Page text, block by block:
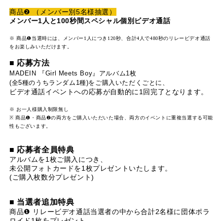
商品❷ （メンバー別5名様抽選）
メンバー1人と100秒間スペシャル個別ビデオ通話
※ 商品❶当選時には、メンバー1人につき120秒、合計4人で480秒のリレービデオ通話
をお楽しみいただけます。
■ 応募方法
MADEIN 『Girl Meets Boy』アルバム1枚
(全5種のうちランダム1種)をご購入いただくごとに、
ビデオ通話イベントへの応募が自動的に1回完了となります。
※ お一人様購入制限無し
※ 商品❶・商品❷の両方をご購入いただいた場合、両方のイベントに重複当選する可能
性もございます。
■ 応募者全員特典
アルバムを1枚ご購入につき、
未公開フォトカードを1枚プレゼントいたします。
(ご購入枚数分プレゼント)
■ 当選者追加特典
商品❶ リレービデオ通話当選者の中から合計2名様に団体ポラ